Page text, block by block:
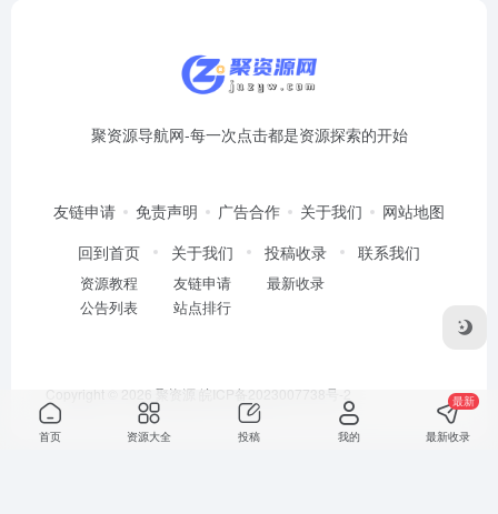
聚资源导航网-每一次点击都是资源探索的开始
友链申请 免责声明 广告合作 关于我们
网站地图
回到首页
资源教程
公告列表
关于我们
友链申请
站点排行
投稿收录
最新收录
联系我们
Copyright © 2026 聚资源 皖ICP备2023007738号-2
首页 资源大全 投稿 我的 最新收录
最新